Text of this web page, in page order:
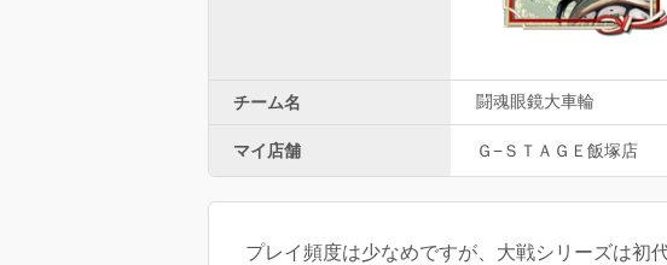
チーム名 闘魂眼鏡大車輪
マイ店舗 Ｇ−ＳＴＡＧＥ飯塚店
プレイ頻度は少なめですが、大戦シリーズは初